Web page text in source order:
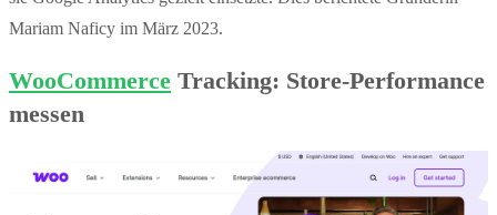
Mariam Naficy im März 2023.
WooCommerce Tracking: Store-Performance
messen